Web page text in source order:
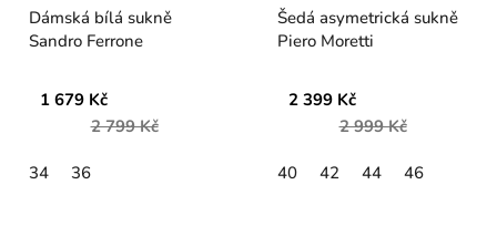
Dámská bílá sukně
Sandro Ferrone
1 679 Kč
2 799 Kč
34 36
Šedá asymetrická sukně
Piero Moretti
2 399 Kč
2 999 Kč
40 42 44 46